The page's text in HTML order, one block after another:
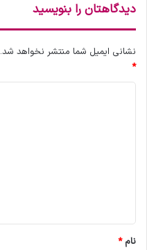
دیدگاهتان را بنویسید
نشانی ایمیل شما منتشر نخواهد شد.
*
نام*